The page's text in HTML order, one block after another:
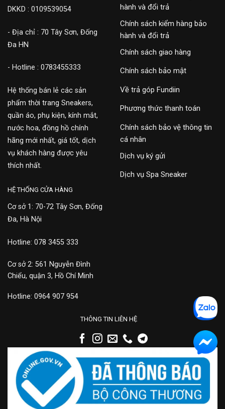
DKKD : 0109539054
- Địa chỉ : 70 Tây Sơn, Đống
Đa HN
- Hotline : 0783455333
Hệ thống bán lẻ các sản
phẩm thời trang Sneakers,
quần áo, phụ kiện, kính mắt,
nước hoa, đồng hồ chính
hãng mới nhất, giá tốt, dịch
vụ khách hàng được yêu
thích nhất.
hành và đổi trả
Chính sách kiểm hàng bảo
hành và đổi trả
Chính sách giao hàng
Chính sách bảo mật
Về trả góp Fundiin
Phương thức thanh toán
Chính sách bảo vệ thông tin
cá nhân
Dịch vụ ký gửi
Dịch vụ Spa Sneaker
HỆ THỐNG CỬA HÀNG
Cơ sở 1: 70-72 Tây Sơn, Đống
Đa, Hà Nội
Hotline: 078 3455 333
Cơ sở 2: 561 Nguyễn Đình
Chiểu, quận 3, Hồ Chí Minh
Hotline: 0964 907 954
THÔNG TIN LIÊN HỆ